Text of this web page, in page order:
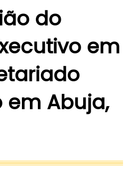
do
em
em Abuja,